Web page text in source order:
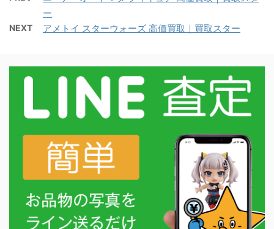
ー
NEXT アメトイ スターウォーズ 高価買取｜買取スター